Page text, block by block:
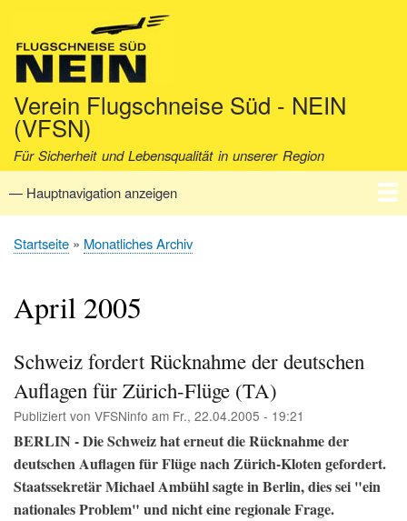
Verein Flugschneise Süd - NEIN
(VFSN)
Für Sicherheit und Lebensqualität in unserer Region
Hauptnavigation
— Hauptnavigation anzeigen
Startseite
Verein
Aktuell
Fakten
Archiv
Kontakt
Pfadnavigation
Startseite Monatliches Archiv
April 2005
Schweiz fordert Rücknahme der deutschen
Auflagen für Zürich-Flüge (TA)
Publiziert von VFSNinfo am Fr., 22.04.2005 - 19:21
BERLIN - Die Schweiz hat erneut die Rücknahme der
deutschen Auflagen für Flüge nach Zürich-Kloten gefordert.
Staatssekretär Michael Ambühl sagte in Berlin, dies sei "ein
nationales Problem" und nicht eine regionale Frage.